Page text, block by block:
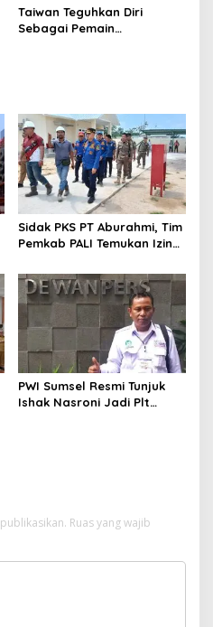
Taiwan Teguhkan Diri
Sebagai Pemain
Sidak PKS PT Aburahmi, Tim
Pemkab PALI Temukan Izin
PWI Sumsel Resmi Tunjuk
Ishak Nasroni Jadi Plt
Ruas yang wajib